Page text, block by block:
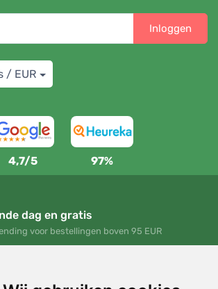
Inloggen
/ EUR
4,7/5 97%
dag en gratis
voor bestellingen boven 95 EUR
en retourneren
op elk gewenst moment binnen 90